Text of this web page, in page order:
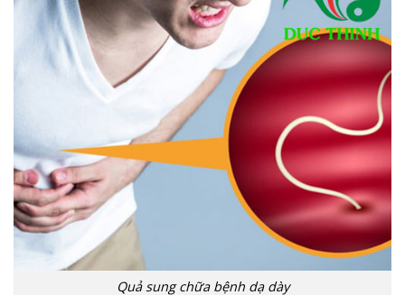
Quả sung chữa bệnh dạ dày